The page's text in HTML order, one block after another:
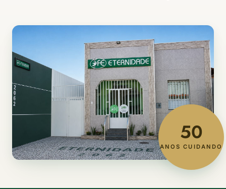
50
ANOS CUIDANDO